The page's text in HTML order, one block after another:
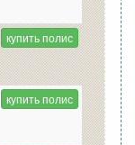
купить полис
купить полис